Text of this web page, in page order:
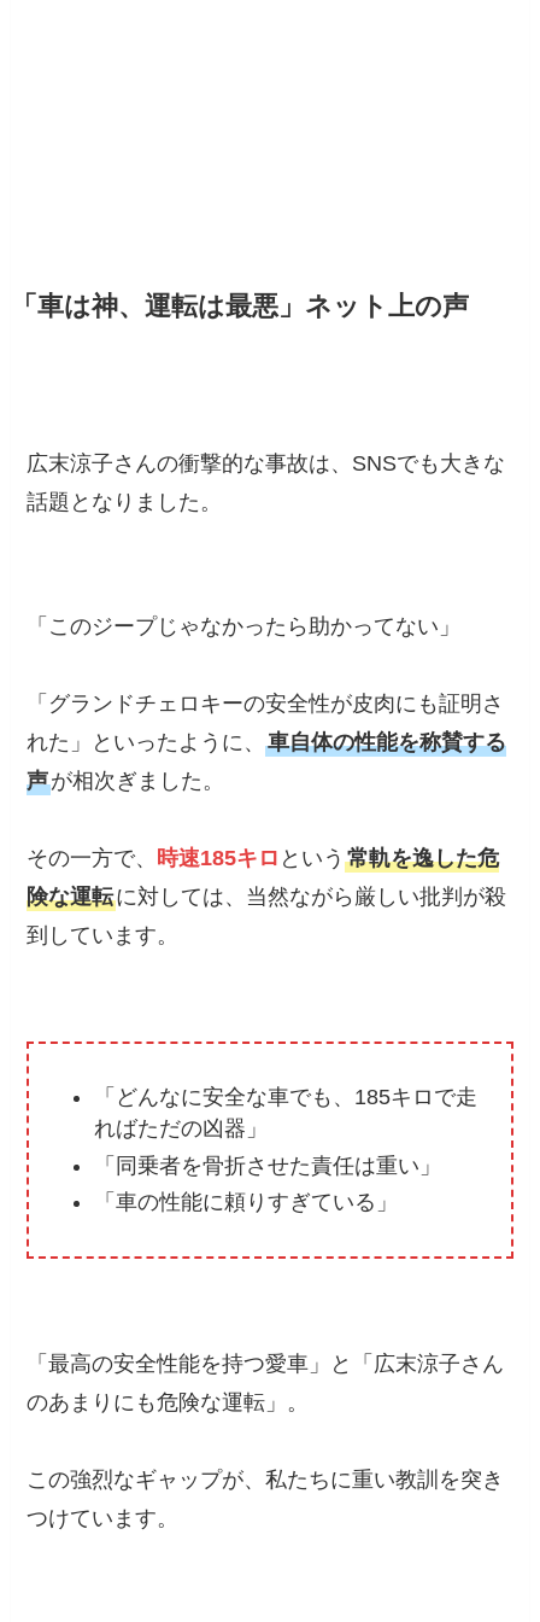
「車は神、運転は最悪」ネット上の声
広末涼子さんの衝撃的な事故は、SNSでも大きな
話題となりました。
「このジープじゃなかったら助かってない」
「グランドチェロキーの安全性が皮肉にも証明さ
れた」といったように、車自体の性能を称賛する
声が相次ぎました。
その一方で、 時速185キロ という常軌を逸した危
険な運転に対しては、当然ながら厳しい批判が殺
到しています。
「どんなに安全な車でも、185キロで走
ればただの凶器」
「同乗者を骨折させた責任は重い」
「車の性能に頼りすぎている」
「最高の安全性能を持つ愛車」と「広末涼子さん
のあまりにも危険な運転」。
この強烈なギャップが、私たちに重い教訓を突き
つけています。